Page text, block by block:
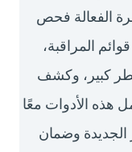
الفعالة فحص
المراقبة،
كبير، وكشف
هذه الأدوات معًا
وضمان